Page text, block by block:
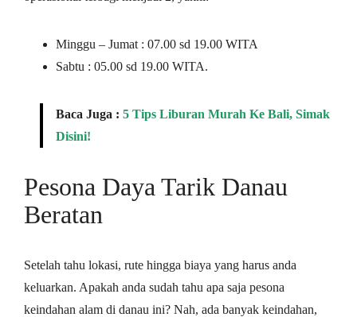
Minggu – Jumat : 07.00 sd 19.00 WITA
Sabtu : 05.00 sd 19.00 WITA.
Baca Juga : 5 Tips Liburan Murah Ke Bali, Simak
Disini!
Pesona Daya Tarik Danau
Beratan
Setelah tahu lokasi, rute hingga biaya yang harus anda
keluarkan. Apakah anda sudah tahu apa saja pesona
keindahan alam di danau ini? Nah, ada banyak keindahan,